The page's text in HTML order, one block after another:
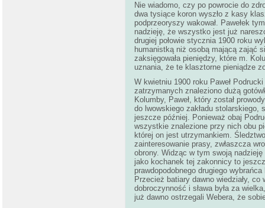
Nie wiadomo, czy po powrocie do
dwa tysiące koron wyszło z kasy
podprzeoryszy wakował. Pawełek
nadzieję, że wszystko jest już
drugiej połowie stycznia 1900 roku
humanistką niż osobą mającą zająć
zaksięgowała pieniędzy, które m.
uznania, że te klasztorne pieniądze
W kwietniu 1900 roku Paweł
zatrzymanych znaleziono dużą
Kolumby, Paweł, który został
do lwowskiego zakładu
jeszcze później. Ponieważ obaj
wszystkie znalezione przy nich obu
której on jest utrzymankiem.
zainteresowanie prasy, zwłaszcza
obrony. Widząc w tym swoją
jako kochanek tej zakonnicy to
prawdopodobnego drugiego
Przecież batiary dawno wiedziały,
dobroczynność i sława była za
już dawno ostrzegali Webera, że